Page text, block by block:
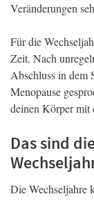
Veränderungen
Für die
Zeit. Nach
Abschluss in dem
Menopause
deinen Körper mit
Das sind
Die Wechseljahre